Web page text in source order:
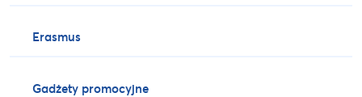
Erasmus
Gadżety promocyjne